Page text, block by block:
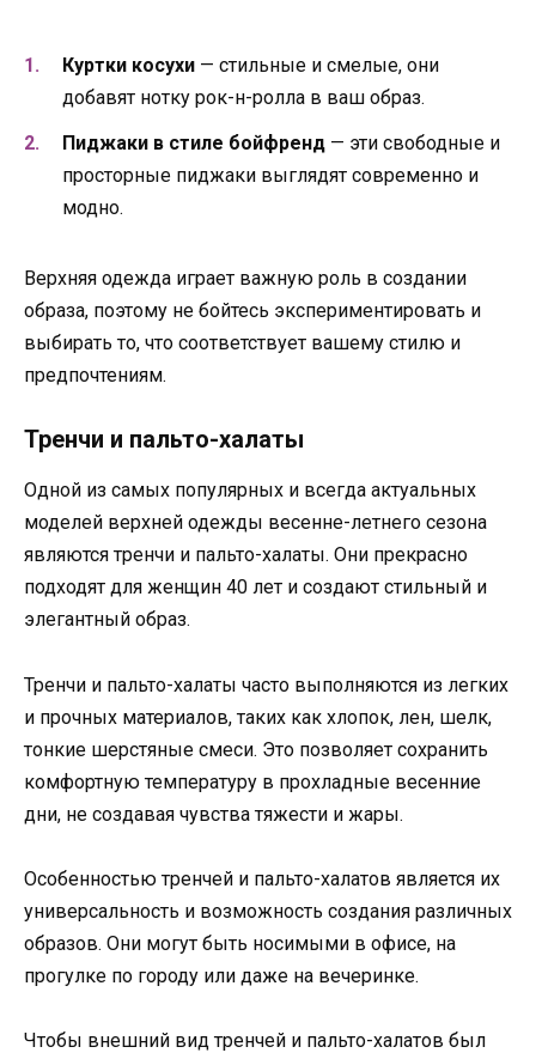
Куртки косухи — стильные и смелые, они
добавят нотку рок-н-ролла в ваш образ.
Пиджаки в стиле бойфренд — эти свободные и
просторные пиджаки выглядят современно и
модно.
Верхняя одежда играет важную роль в создании
образа, поэтому не бойтесь экспериментировать и
выбирать то, что соответствует вашему стилю и
предпочтениям.
Тренчи и пальто-халаты
Одной из самых популярных и всегда актуальных
моделей верхней одежды весенне-летнего сезона
являются тренчи и пальто-халаты. Они прекрасно
подходят для женщин 40 лет и создают стильный и
элегантный образ.
Тренчи и пальто-халаты часто выполняются из легких
и прочных материалов, таких как хлопок, лен, шелк,
тонкие шерстяные смеси. Это позволяет сохранить
комфортную температуру в прохладные весенние
дни, не создавая чувства тяжести и жары.
Особенностью тренчей и пальто-халатов является их
универсальность и возможность создания различных
образов. Они могут быть носимыми в офисе, на
прогулке по городу или даже на вечеринке.
Чтобы внешний вид тренчей и пальто-халатов был